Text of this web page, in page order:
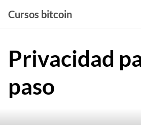
contenido
Cursos bitcoin
Privacidad
paso